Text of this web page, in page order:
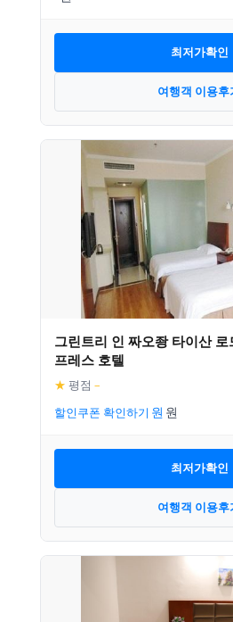
최저가확인
여행객 이용후
그린트리 인 짜오좡 타이산
프레스 호텔
★ 평점 –
할인쿠폰 확인하기
최저가확인
여행객 이용후